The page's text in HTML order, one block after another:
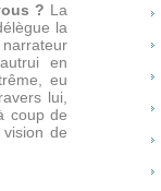
? La
la
narrateur
en
eu
lui,
coup de
de